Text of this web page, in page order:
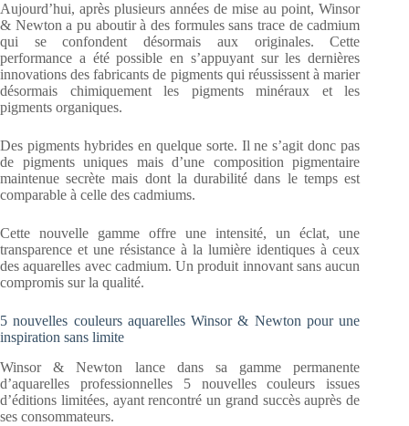
Aujourd’hui, après plusieurs années de mise au point, Winsor
& Newton a pu aboutir à des formules sans trace de cadmium
qui se confondent désormais aux originales. Cette
performance a été possible en s’appuyant sur les dernières
innovations des fabricants de pigments qui réussissent à marier
désormais chimiquement les pigments minéraux et les
pigments organiques.
Des pigments hybrides en quelque sorte. Il ne s’agit donc pas
de pigments uniques mais d’une composition pigmentaire
maintenue secrète mais dont la durabilité dans le temps est
comparable à celle des cadmiums.
Cette nouvelle gamme offre une intensité, un éclat, une
transparence et une résistance à la lumière identiques à ceux
des aquarelles avec cadmium. Un produit innovant sans aucun
compromis sur la qualité.
5 nouvelles couleurs aquarelles Winsor & Newton pour une
inspiration sans limite
Winsor & Newton lance dans sa gamme permanente
d’aquarelles professionnelles 5 nouvelles couleurs issues
d’éditions limitées, ayant rencontré un grand succès auprès de
ses consommateurs.